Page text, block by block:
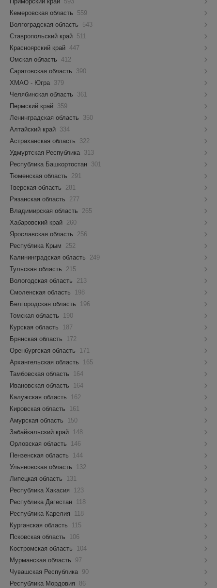
Кемеровская область
559
Волгоградская область
543
Ставропольский край 511
Красноярский край 447
Омская область 412
Саратовская область
390
ХМАО - Югра 379
Челябинская область
361
Пермский край 359
Ленинградская область
350
Алтайский край 334
Астраханская область
322
Удмуртская Республика 313
Республика Башкортостан 301
Тюменская область
291
Тверская область
281
Рязанская область
277
Владимирская область
265
Хабаровский край 260
Ярославская область
256
Республика Крым
252
Калининградская область
249
Тульская область
215
Вологодская область
213
Смоленская область
198
Белгородская область
196
Томская область
190
Курская область
187
Брянская область
172
Оренбургская область
171
Архангельская область
165
Тамбовская область
164
Ивановская область
164
Калужская область
162
Кировская область
161
Амурская область
150
Забайкальский край 148
Орловская область
146
Пензенская область
144
Ульяновская область
132
Липецкая область
131
Республика Хакасия
123
Республика Дагестан 118
Республика Карелия
118
Курганская область
115
Псковская область
106
Костромская область
104
Мурманская область
97
Чувашская Республика 90
Республика Мордовия
86